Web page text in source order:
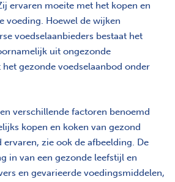
ervaren moeite met het kopen en
voeding. Hoewel de wijken
voedselaanbieders bestaat het
uit ongezonde
gezonde voedselaanbod onder
verschillende factoren benoemd
kopen en koken van gezond
ervaren, zie ook de afbeelding. De
in van een gezonde leefstijl en
en gevarieerde voedingsmiddelen,